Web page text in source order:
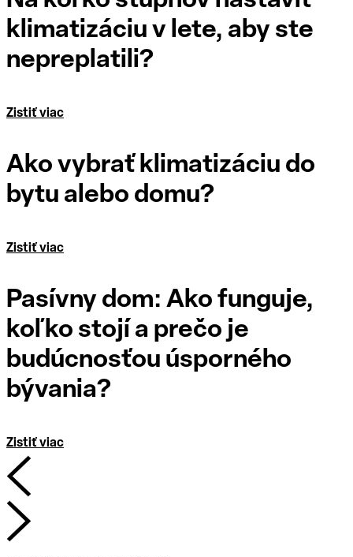
klimatizáciu v lete, aby ste
nepreplatili?
Zistiť viac
Ako vybrať klimatizáciu do
bytu alebo domu?
Zistiť viac
Pasívny dom: Ako funguje,
koľko stojí a prečo je
budúcnosťou úsporného
bývania?
Zistiť viac